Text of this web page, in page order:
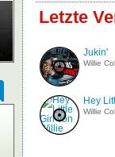
Letzte
Jukin'
Willie
Hey
Willie